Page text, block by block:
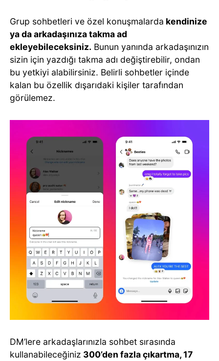
Grup sohbetleri ve özel konuşmalarda kendinize
ya da arkadaşınıza takma ad
ekleyebileceksiniz. Bunun yanında arkadaşınızın
sizin için yazdığı takma adı değiştirebilir, ondan
bu yetkiyi alabilirsiniz. Belirli sohbetler içinde
kalan bu özellik dışarıdaki kişiler tarafından
görülemez.
DM’lere arkadaşlarınızla sohbet sırasında
kullanabileceğiniz 300’den fazla çıkartma, 17